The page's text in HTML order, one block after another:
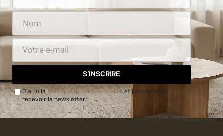
S’INSCRIRE
J'ai lu laPolitique de confidentialitéet j'accepte de
recevoir la newsletter.